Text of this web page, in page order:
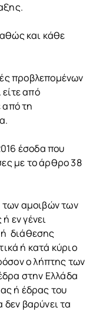
και κάθε
προβλεπομένων
από
τη
έσοδα που
με το άρθρο 38
των αμοιβών των
εν γένει
διάθεσης
ή κατά κύριο
ο λήπτης των
στην Ελλάδα
ή έδρας του
βαρύνει τα